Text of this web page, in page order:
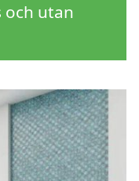
och utan